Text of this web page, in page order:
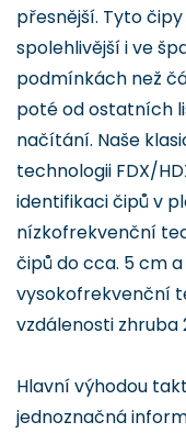
přesnější. Tyto
spolehlivější i ve
podmínkách než
poté od ostatních
načítání. Naše
technologii FDX/
identifikaci čipů v
nízkofrekvenční
čipů do cca. 5 cm
vysokofrekvenční
vzdálenosti zhruba
Hlavní výhodou
jednoznačná